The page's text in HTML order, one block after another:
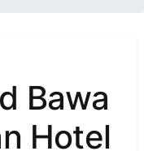
Bawa
Hotel